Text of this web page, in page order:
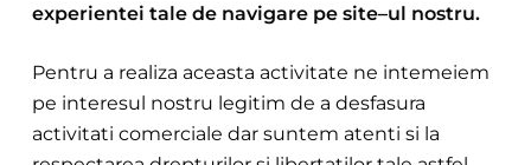
experientei tale de navigare pe site–ul nostru.
Pentru a realiza aceasta activitate ne intemeiem
pe interesul nostru legitim de a desfasura
activitati comerciale dar suntem atenti si la